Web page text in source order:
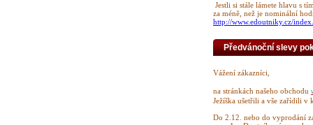
Jestli si stále lámete hlavu s
za méně, než je nominální
http://www.edoutniky.cz/
Předvánoční slevy
Vážení zákazníci,
na stránkách našeho obchodu
Ježíška ušetřili a vše zařídili v
Do 2.12. nebo do vyprodání